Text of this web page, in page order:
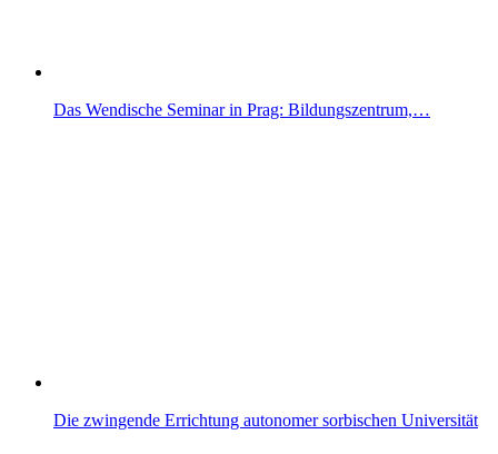
Das Wendische Seminar in Prag: Bildungszentrum,…
Die zwingende Errichtung autonomer sorbischen Universität